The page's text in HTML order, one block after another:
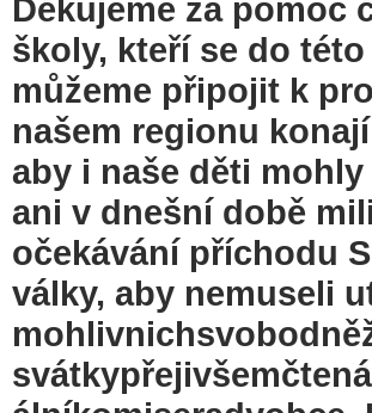
Děkujeme za pomoc
školy, kteří se do
můžeme připojit k
našem regionu
aby i naše děti
ani v dnešní době
očekávání příchodu
války, aby nemuseli